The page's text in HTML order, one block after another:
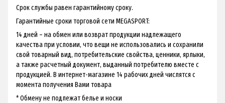
Срок службы равен гарантийному сроку.
Гарантийные сроки торговой сети MEGASPORT:
14 дней – на обмен или возврат продукции надлежащего
качества при условии, что вещи не использовались и сохранили
свой товарный вид, потребительские свойства, ценники, ярлыки,
а также расчетный документ, выданный потребителю вместе с
продукцией. В интернет-магазине 14 рабочих дней числятся с
момента получения Вами товара
* Обмену не подлежат белье и носки